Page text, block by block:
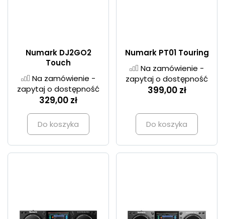
Numark DJ2GO2
Touch
Na zamówienie -
zapytaj o dostępność
329,00 zł
Do koszyka
Numark PT01 Touring
Na zamówienie -
zapytaj o dostępność
399,00 zł
Do koszyka